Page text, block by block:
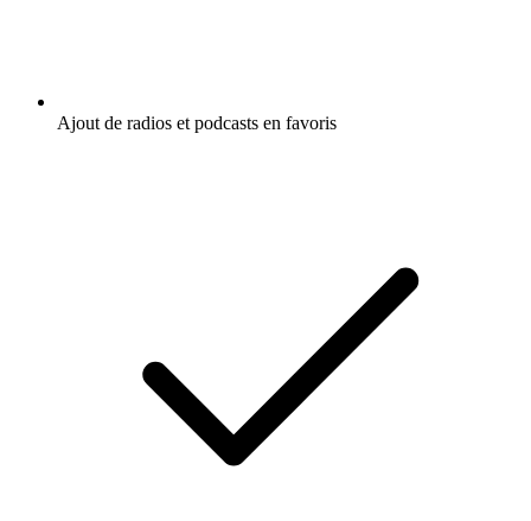
Ajout de radios et podcasts en favoris